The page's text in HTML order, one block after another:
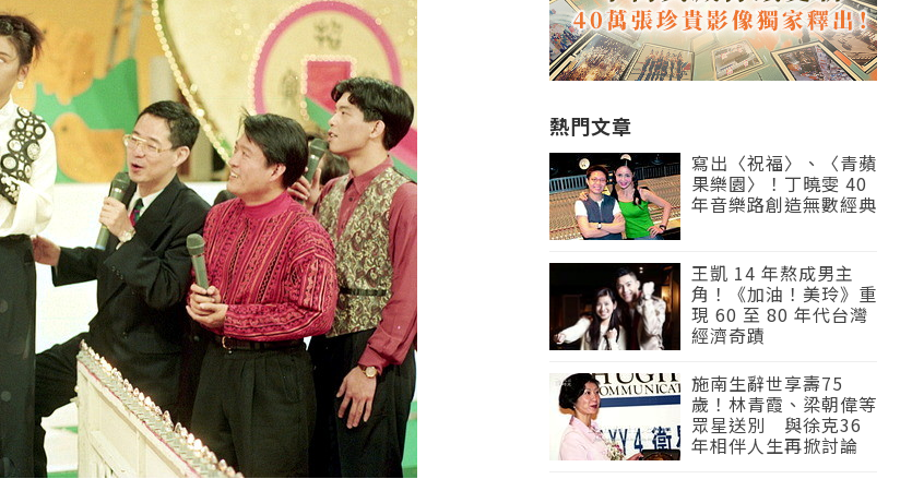
熱門文章
寫出〈祝福〉、〈青蘋
果樂園〉！丁曉雯 40
年音樂路創造無數經典
王凱 14 年熬成男主
角！《加油！美玲》重
現 60 至 80 年代台灣
經濟奇蹟
施南生辭世享壽75
歲！林青霞、梁朝偉等
眾星送別 與徐克36
年相伴人生再掀討論